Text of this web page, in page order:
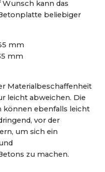
kann das
beliebiger
mm
mm
Materialbeschaffenheit
leicht abweichen. Die
können ebenfalls leicht
vor der
um sich ein
zu machen.